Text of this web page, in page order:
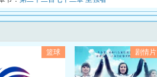
篮球 剧情片